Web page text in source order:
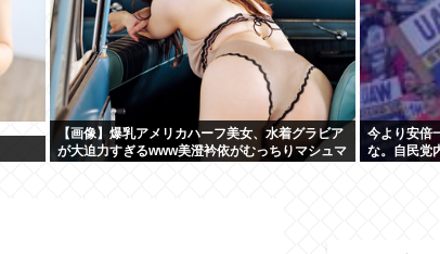
【画像】爆乳アメリカハーフ美女、水着グラビア
が大迫力すぎるwww美澄衿依がむっちりマシュマ
今より安倍
な。自民党